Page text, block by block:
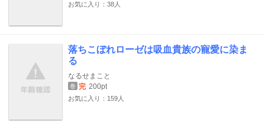
お気に入り：38人
落ちこぼれローゼは吸血貴族の寵愛に染ま
る
なるせまこと
巻 完 200pt
お気に入り：159人